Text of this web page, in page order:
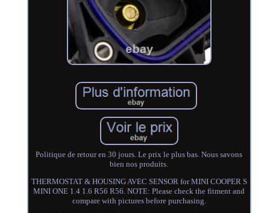
Politique de retour en 30 jours. Le prix le plus bas. Nous savons
bien nos produits.
THERMOSTAT & HOUSING AVEC SENSOR for MINI COOPER S
MINI ONE 1.4 1.6 R56 R56. NOTE: Please check the fitment and
compare with pictures before purchasing.